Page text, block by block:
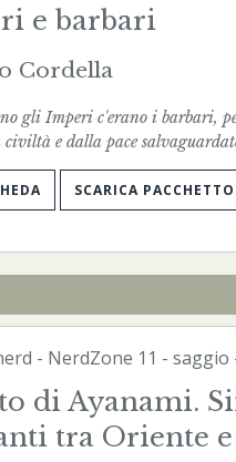
e barbari
Cordella
gli Imperi c'erano i barbari,
e dalla pace
SCARICA
- NerdZone 11 - saggio
di Ayanami.
tra Oriente